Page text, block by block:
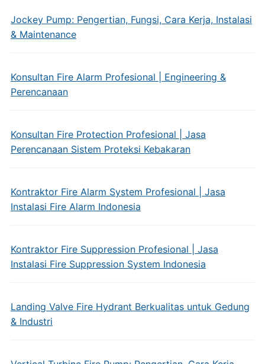
Jockey Pump: Pengertian, Fungsi, Cara Kerja, Instalasi
& Maintenance
Konsultan Fire Alarm Profesional | Engineering &
Perencanaan
Konsultan Fire Protection Profesional | Jasa
Perencanaan Sistem Proteksi Kebakaran
Kontraktor Fire Alarm System Profesional | Jasa
Instalasi Fire Alarm Indonesia
Kontraktor Fire Suppression Profesional | Jasa
Instalasi Fire Suppression System Indonesia
Landing Valve Fire Hydrant Berkualitas untuk Gedung
& Industri